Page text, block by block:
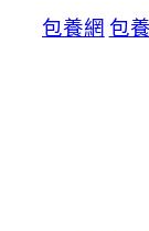
包養網包養